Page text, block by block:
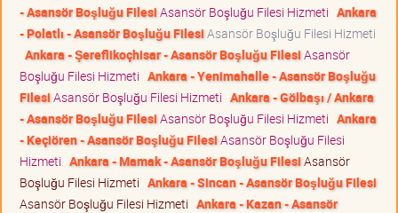
- Asansör Boşluğu FilesiAsansör Boşluğu Filesi Hizmeti Ankara
- Polatlı - Asansör Boşluğu FilesiAsansör Boşluğu Filesi Hizmeti
Ankara - Şereflikoçhisar - Asansör Boşluğu FilesiAsansör
Boşluğu Filesi Hizmeti Ankara - Yenimahalle - Asansör Boşluğu
FilesiAsansör Boşluğu Filesi Hizmeti Ankara - Gölbaşı / Ankara
- Asansör Boşluğu FilesiAsansör Boşluğu Filesi Hizmeti Ankara
- Keçiören - Asansör Boşluğu FilesiAsansör Boşluğu Filesi
Hizmeti Ankara - Mamak - Asansör Boşluğu FilesiAsansör
Boşluğu Filesi Hizmeti Ankara - Sincan - Asansör Boşluğu Filesi
Asansör Boşluğu Filesi Hizmeti Ankara - Kazan - Asansör